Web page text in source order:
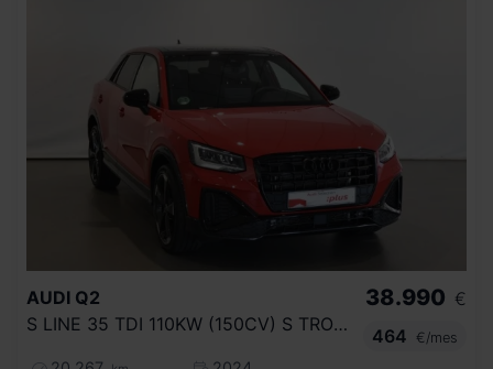
AUDI Q2
S LINE 35 TDI 110KW (150CV) S TRONIC
38.990 €
464
€/mes